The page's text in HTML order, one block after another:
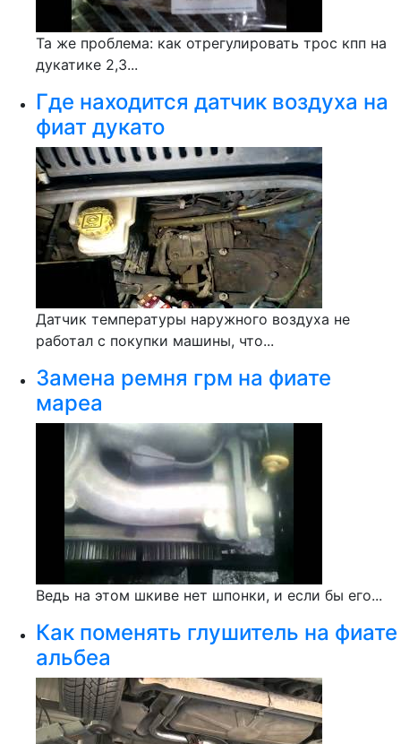
Та же проблема: как отрегулировать трос кпп на
дукатике 2,3...
Где находится датчик воздуха на
фиат дукато
Датчик температуры наружного воздуха не
работал с покупки машины, что...
Замена ремня грм на фиате
мареа
Ведь на этом шкиве нет шпонки, и если бы его...
Как поменять глушитель на фиате
альбеа